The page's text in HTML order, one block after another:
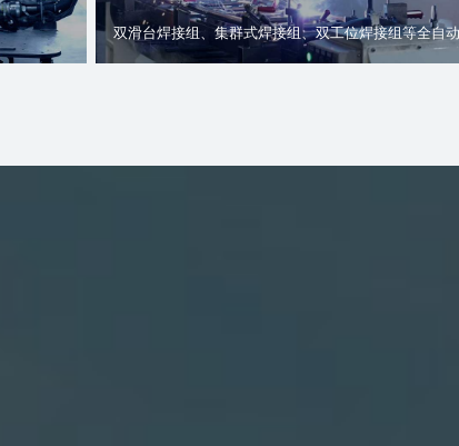
双滑台焊接组、集群式焊接组、双工位焊接组等全自